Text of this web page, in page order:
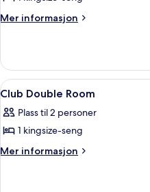
Club
Mer informasjon
Mer
Suite
Åpne
alle
bildene
av
Club
2
Club Double Room
Plass til 2 personer
1 kingsize-seng
Mer informasjon
Mer